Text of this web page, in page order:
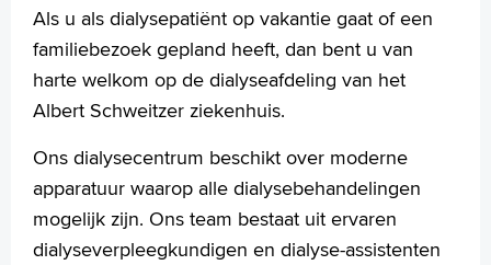
Specialismen
Werken en leren
Medewerkers
Contact
MijnASz
Als u als dialysepatiënt op vakantie gaat of een
familiebezoek gepland heeft, dan bent u van
harte welkom op de dialyseafdeling van het
Albert Schweitzer ziekenhuis.
Ons dialysecentrum beschikt over moderne
apparatuur waarop alle dialysebehandelingen
mogelijk zijn. Ons team bestaat uit ervaren
dialyseverpleegkundigen en dialyse-assistenten